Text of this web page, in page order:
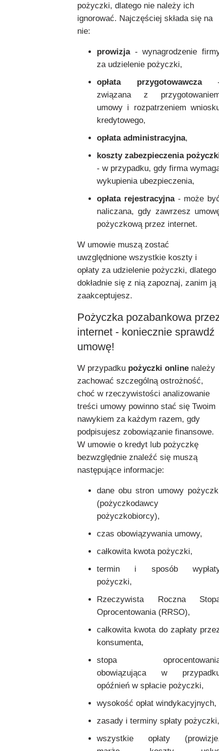
pożyczki, dlatego nie należy ich
ignorować. Najczęściej składa się na
nie:
prowizja- wynagrodzenie
za udzielenie pożyczki,
opłata przygotowawcza
związana z
umowy i rozpatrzeniem
kredytowego,
opłata administracyjna,
koszty zabezpieczenia
- w przypadku, gdy firma
wykupienia ubezpieczenia,
opłata rejestracyjna- może
naliczana, gdy zawrzesz
pożyczkową przez internet.
W umowie muszą zostać
uwzględnione wszystkie koszty i
opłaty za udzielenie pożyczki, dlatego
dokładnie się z nią zapoznaj, zanim ją
zaakceptujesz.
Pożyczka pozabankowa
internet - koniecznie sprawdź
umowę!
W przypadku pożyczki online należy
zachować szczególną ostrożność,
choć w rzeczywistości analizowanie
treści umowy powinno stać się Twoim
nawykiem za każdym razem, gdy
podpisujesz zobowiązanie finansowe.
W umowie o kredyt lub pożyczkę
bezwzględnie znaleźć się muszą
następujące informacje:
dane obu stron umowy
(pożyczkodawcy
pożyczkobiorcy),
czas obowiązywania umowy,
całkowita kwota pożyczki,
termin i sposób
pożyczki,
Rzeczywista Roczna
Oprocentowania (RRSO),
całkowita kwota do zapłaty
konsumenta,
stopa
obowiązująca w
opóźnień w spłacie pożyczki,
wysokość opłat windykacyjnych,
zasady i terminy spłaty pożyczki,
wszystkie opłaty